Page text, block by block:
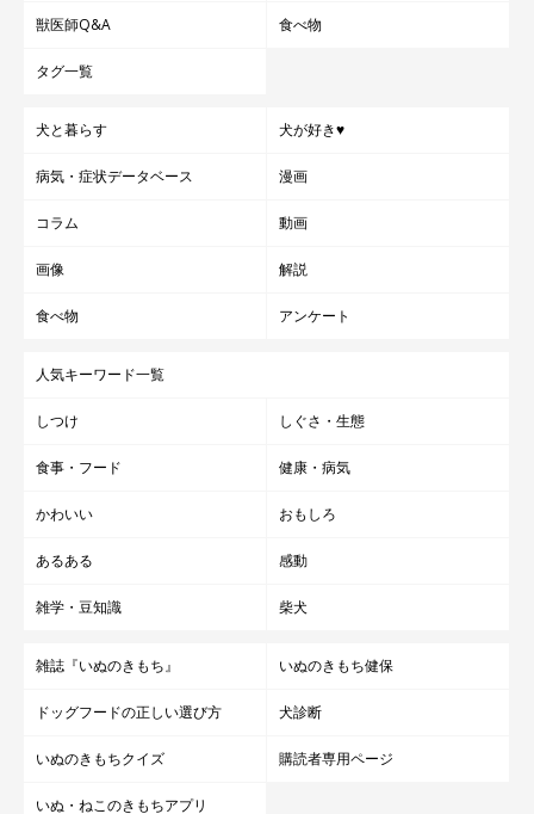
獣医師Q&A 食べ物
タグ一覧
犬と暮らす 犬が好き♥
病気・症状データベース 漫画
コラム 動画
画像 解説
食べ物 アンケート
人気キーワード一覧
しつけ しぐさ・生態
食事・フード 健康・病気
かわいい おもしろ
あるある 感動
雑学・豆知識 柴犬
雑誌『いぬのきもち』 いぬのきもち健保
ドッグフードの正しい選び方 犬診断
いぬのきもちクイズ 購読者専用ページ
いぬ・ねこのきもちアプリ